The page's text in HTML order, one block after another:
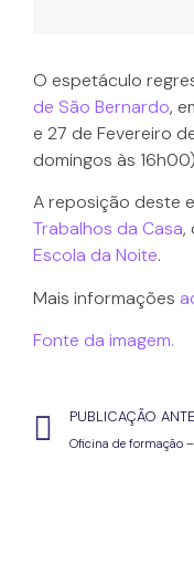
O espetáculo
de São Bernardo,
e 27 de Fevereiro
domingos às
A reposição deste
Trabalhos da Casa,
Escola da Noite.
Mais informações
Fonte da imagem.
PUBLICAÇÃO